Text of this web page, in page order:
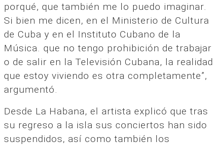
porqué, que también me lo puedo imaginar.
Si bien me dicen, en el Ministerio de Cultura
de Cuba y en el Instituto Cubano de la
Música. que no tengo prohibición de trabajar
o de salir en la Televisión Cubana, la realidad
que estoy viviendo es otra completamente”,
argumentó.
Desde La Habana, el artista explicó que tras
su regreso a la isla sus conciertos han sido
suspendidos, así como también los